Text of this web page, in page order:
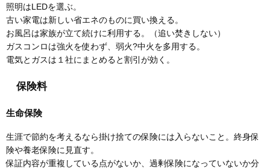
照明はLEDを選ぶ。
古い家電は新しい省エネのものに買い換える。
お風呂は家族が立て続けに利用する。（追い焚きしない）
ガスコンロは強火を使わず、弱火?中火を多用する。
電気とガスは１社にまとめると割引が効く。
保険料
生命保険
生涯で節約を考えるなら掛け捨ての保険には入らないこと。終身保
険や養老保険に見直す。
保証内容が重複している点がないか、過剰保険になっていないか分